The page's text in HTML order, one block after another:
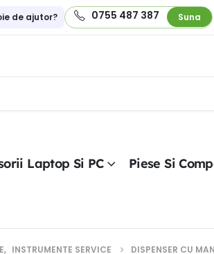
de ajutor? 0755 487 387 Suna
Laptop Si PC Piese Si
, INSTRUMENTE SERVICE DISPENSER CU